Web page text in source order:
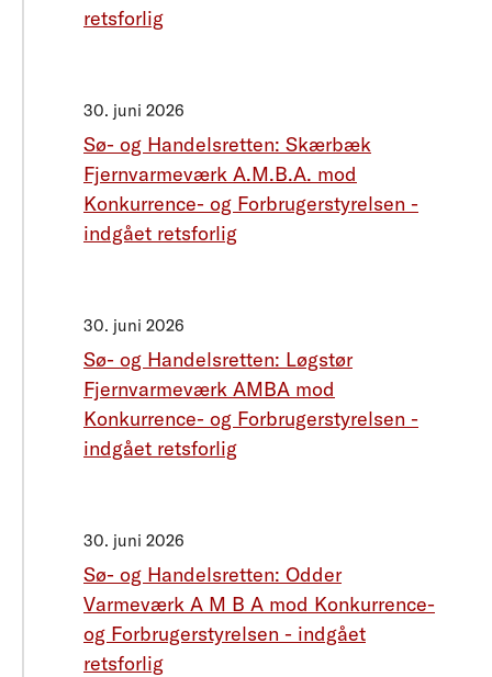
retsforlig
30. juni 2026
Sø- og Handelsretten: Skærbæk
Fjernvarmeværk A.M.B.A. mod
Konkurrence- og Forbrugerstyrelsen -
indgået retsforlig
30. juni 2026
Sø- og Handelsretten: Løgstør
Fjernvarmeværk AMBA mod
Konkurrence- og Forbrugerstyrelsen -
indgået retsforlig
30. juni 2026
Sø- og Handelsretten: Odder
Varmeværk A M B A mod Konkurrence-
og Forbrugerstyrelsen - indgået
retsforlig